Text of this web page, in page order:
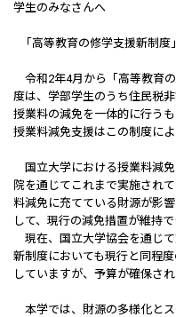
学生のみなさんへ
「高等教育の修学支援新制
令和2年4月から「高等教育
度は、学部学生のうち住民税
授業料の減免を一体的に行う
授業料減免支援はこの制度によ
国立大学における授業料減
院を通じてこれまで実施され
料減免に充てている財源が影
して、現行の減免措置が維持
現在、国立大学協会を通じて
新制度においても現行と同程
していますが、予算が確保さ
本学では、財源の多様化と